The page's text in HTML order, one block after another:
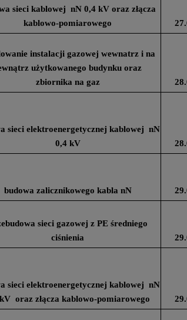
sieci kablowej nN 0,4 kV oraz złącza
kablowo-pomiarowego
instalacji gazowej wewnatrz i na
użytkowanego budynku oraz
zbiornika na gaz
sieci elektroenergetycznej kablowej nN
0,4 kV
budowa zalicznikowego kabla nN
sieci gazowej z PE średniego
ciśnienia
sieci elektroenergetycznej kablowej nN
oraz złącza kablowo-pomiarowego